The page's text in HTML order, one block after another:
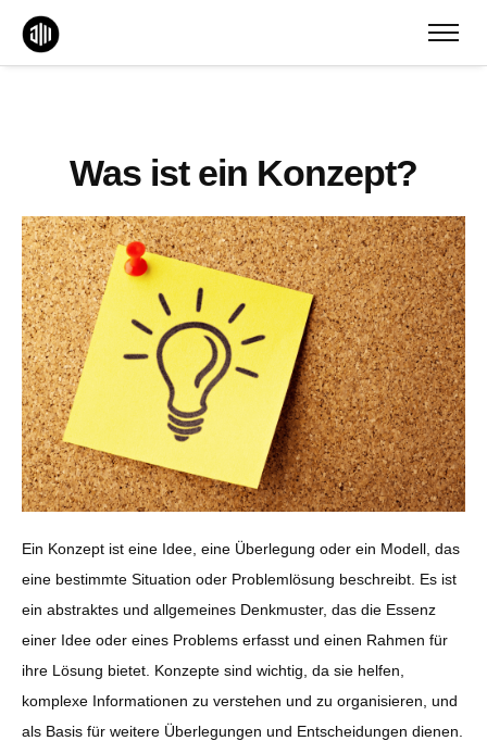
Was ist ein Konzept?
Ein Konzept ist eine Idee, eine Überlegung oder ein Modell, das
eine bestimmte Situation oder Problemlösung beschreibt. Es ist
ein abstraktes und allgemeines Denkmuster, das die Essenz
einer Idee oder eines Problems erfasst und einen Rahmen für
ihre Lösung bietet. Konzepte sind wichtig, da sie helfen,
komplexe Informationen zu verstehen und zu organisieren, und
als Basis für weitere Überlegungen und Entscheidungen dienen.